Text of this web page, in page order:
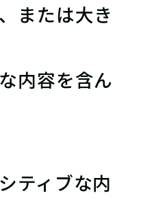
または大き
内容を含ん
ティブな内